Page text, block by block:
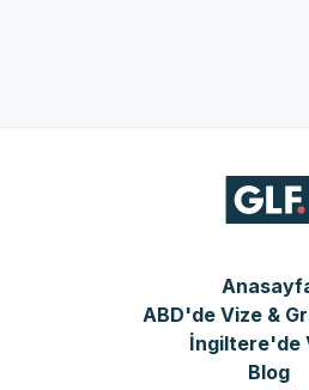
ABD'de Vize &
İngiltere'de
Blog